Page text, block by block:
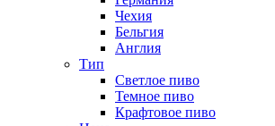
Чехия
Бельгия
Англия
Тип
Светлое пиво
Темное пиво
Крафтовое пиво